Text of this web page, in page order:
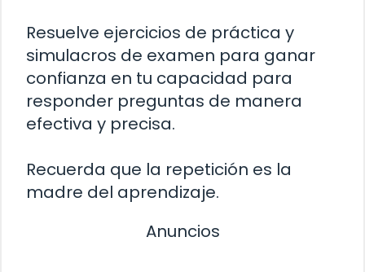
Resuelve ejercicios de práctica y
simulacros de examen para ganar
confianza en tu capacidad para
responder preguntas de manera
efectiva y precisa.
Recuerda que la repetición es la
madre del aprendizaje.
Anuncios